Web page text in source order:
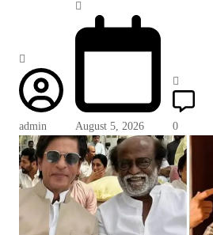
admin August 5, 2026 0